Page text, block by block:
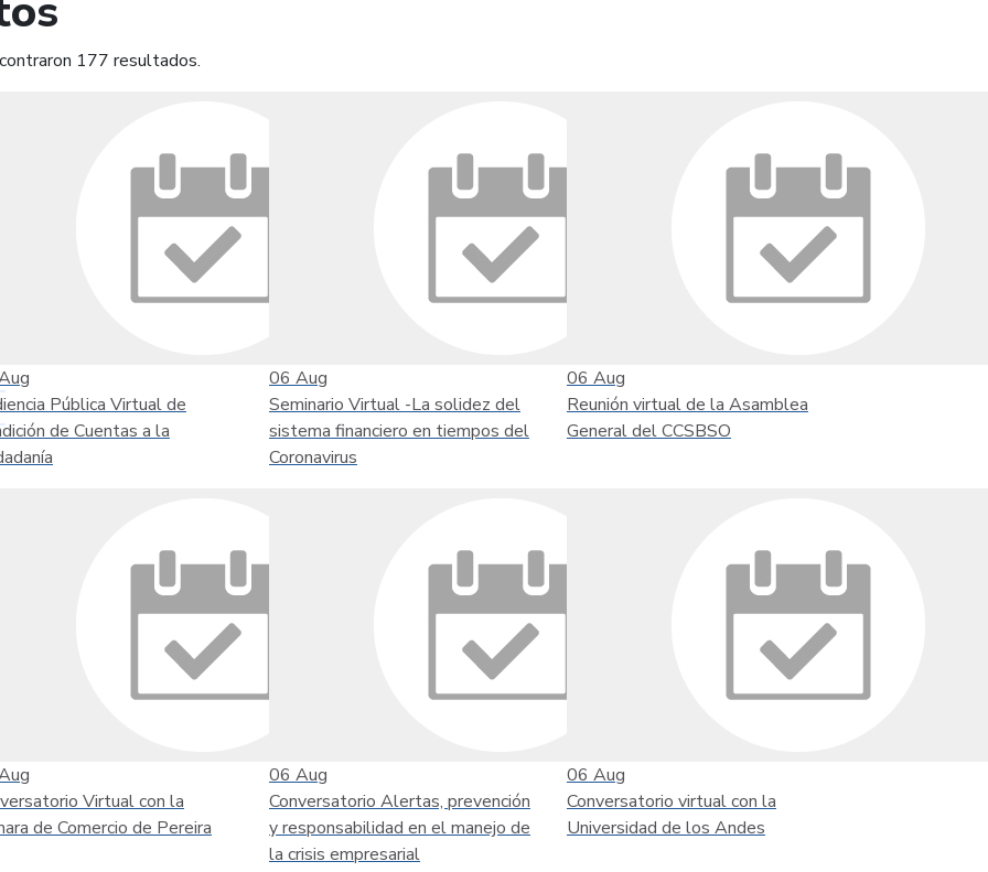
177 resultados.
Pública Virtual de
de Cuentas a la
06 Aug
Seminario Virtual -La solidez del
sistema financiero en tiempos del
Coronavirus
06 Aug
Reunión virtual de la Asamblea
General del CCSBSO
Virtual con la
de Comercio de Pereira
06 Aug
Conversatorio Alertas, prevención
y responsabilidad en el manejo de
la crisis empresarial
06 Aug
Conversatorio virtual con la
Universidad de los Andes